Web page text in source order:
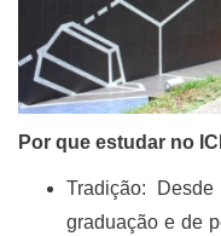
Por que estudar no
Tradição:
graduação e de